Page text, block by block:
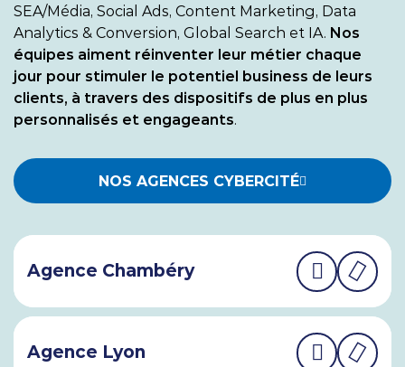
SEA/Média, Social Ads, Content Marketing, Data
Analytics & Conversion, Global Search et IA. Nos
équipes aiment réinventer leur métier chaque
jour pour stimuler le potentiel business de leurs
clients, à travers des dispositifs de plus en plus
personnalisés et engageants.
NOS AGENCES CYBERCITÉ
Agence Chambéry
Agence Lyon